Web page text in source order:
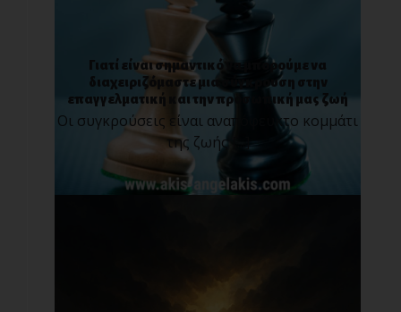
Γιατί είναι σημαντικό να μπορούμε να
διαχειριζόμαστε μια σύγκρουση στην
επαγγελματική και την προσωπική μας ζωή
Οι συγκρούσεις είναι αναπόφευκτο κομμάτι
της ζωής [...]